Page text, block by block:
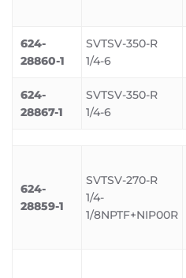
624-
28860-1
SVTSV-350-R
1/4-6
624-
28867-1
SVTSV-350-R
1/4-6
624-
28859-1
SVTSV-270-R
1/4-
1/8NPTF+NIP00R